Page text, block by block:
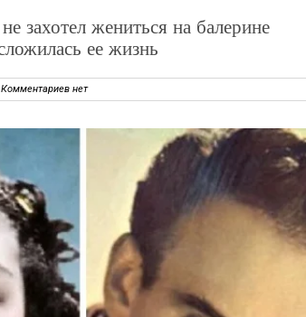
захотел жениться на балерине
ее жизнь
Комментариев нет